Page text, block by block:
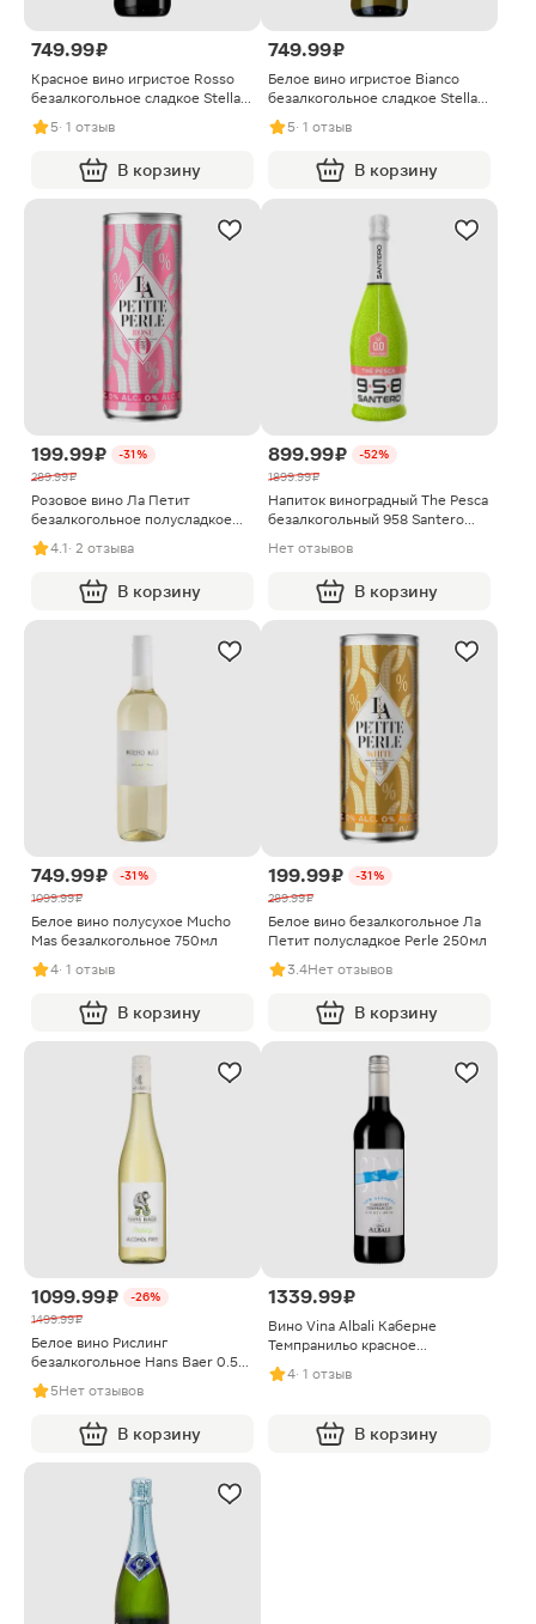
749.99 ₽
Красное вино игристое Rosso
безалкогольное сладкое Stella
Bella Diverso 750мл
5· 1 отзыв
В корзину
749.99 ₽
Белое вино игристое Bianco
безалкогольное сладкое Stella
Bella Diverso 750мл
5· 1 отзыв
В корзину
199.99 ₽
-31%
289.99 ₽
Розовое вино Ла Петит
безалкогольное полусладкое
Perle 250мл
4.1· 2 отзыва
В корзину
899.99 ₽
-52%
1899.99 ₽
Напиток виноградный The Pesca
безалкогольный 958 Santero
Нет отзывов
В корзину
749.99 ₽
-31%
1099.99 ₽
Белое вино полусухое Mucho
Mas безалкогольное 750мл
4· 1 отзыв
В корзину
199.99 ₽
-31%
289.99 ₽
Белое вино безалкогольное Ла
Петит полусладкое Perle 250мл
3.4Нет отзывов
В корзину
1099.99 ₽
-26%
1499.99 ₽
Белое вино Рислинг
безалкогольное Hans Baer 0.5%
750мл
5Нет отзывов
В корзину
1339.99 ₽
Вино Vina Albali Каберне
Темпранильо красное
безалкогольное 750мл
4· 1 отзыв
В корзину